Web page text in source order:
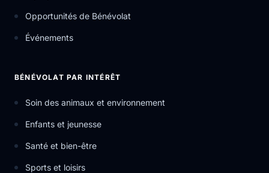
Opportunités de Bénévolat
Événements
BÉNÉVOLAT PAR INTÉRÊT
Soin des animaux et environnement
Enfants et jeunesse
Santé et bien-être
Sports et loisirs